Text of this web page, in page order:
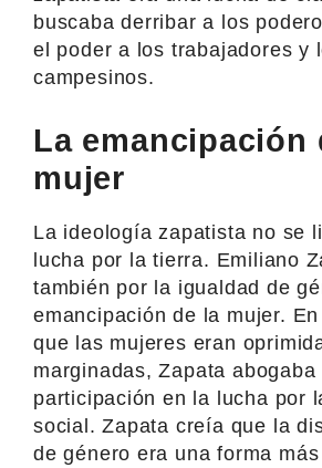
buscaba derribar a los
el poder a los trabajadores y
campesinos.
La emancipación
mujer
La ideología zapatista no se
lucha por la tierra. Emiliano
también por la igualdad de
emancipación de la mujer.
que las mujeres eran
marginadas, Zapata abogaba
participación en la lucha por
social. Zapata creía que la
de género era una forma